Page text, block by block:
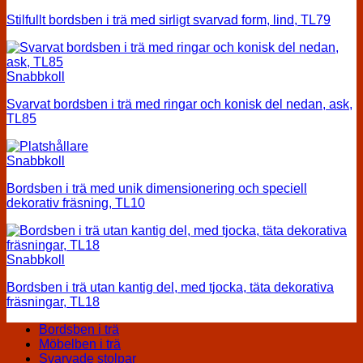
Stilfullt bordsben i trä med sirligt svarvad form, lind, TL79
Snabbkoll
Svarvat bordsben i trä med ringar och konisk del nedan, ask,
TL85
Snabbkoll
Bordsben i trä med unik dimensionering och speciell
dekorativ fräsning, TL10
Snabbkoll
Bordsben i trä utan kantig del, med tjocka, täta dekorativa
fräsningar, TL18
Bordsben i trä
Möbelben i trä
Svarvade stolpar